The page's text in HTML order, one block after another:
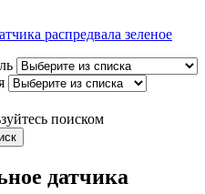
распредвала зеленое
поиском
датчика